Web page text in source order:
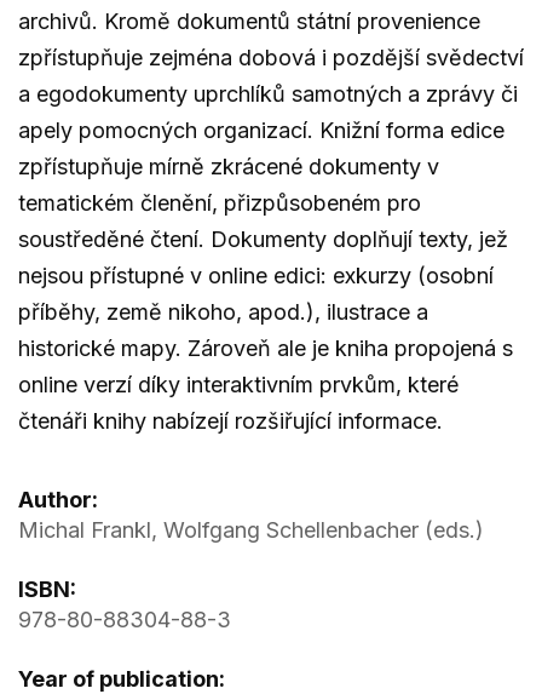
archivů. Kromě dokumentů státní provenience
zpřístupňuje zejména dobová i pozdější svědectví
a egodokumenty uprchlíků samotných a zprávy či
apely pomocných organizací. Knižní forma edice
zpřístupňuje mírně zkrácené dokumenty v
tematickém členění, přizpůsobeném pro
soustředěné čtení. Dokumenty doplňují texty, jež
nejsou přístupné v online edici: exkurzy (osobní
příběhy, země nikoho, apod.), ilustrace a
historické mapy. Zároveň ale je kniha propojená s
online verzí díky interaktivním prvkům, které
čtenáři knihy nabízejí rozšiřující informace.
Author:
Michal Frankl, Wolfgang Schellenbacher (eds.)
ISBN:
978-80-88304-88-3
Year of publication: